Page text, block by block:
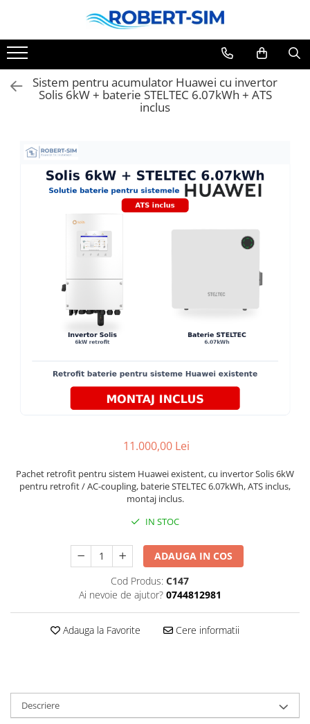
Sistem pentru acumulator Huawei cu invertor
Solis 6kW + baterie STELTEC 6.07kWh + ATS
inclus
11.000,00 Lei
Pachet retrofit pentru sistem Huawei existent, cu invertor Solis 6kW
pentru retrofit / AC-coupling, baterie STELTEC 6.07kWh, ATS inclus,
montaj inclus.
IN STOC
ADAUGA IN COS
Cod Produs: C147
Ai nevoie de ajutor? 0744812981
Adauga la Favorite Cere informatii
Descriere